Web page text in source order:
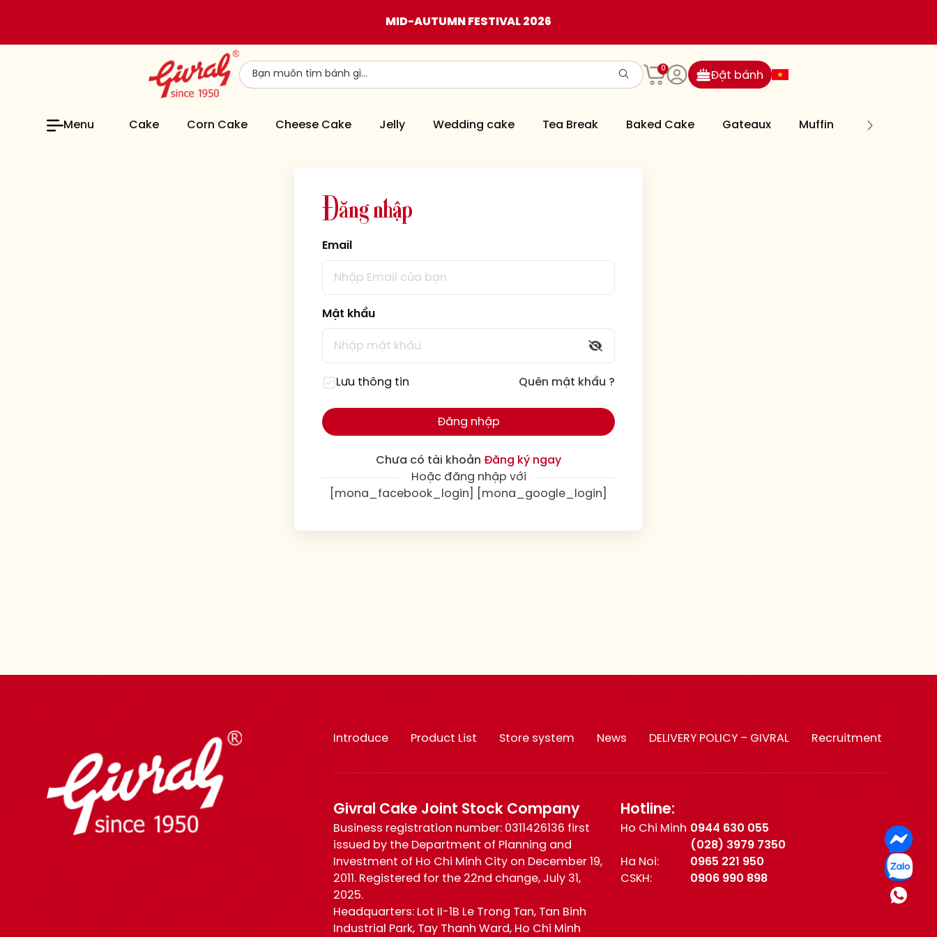
MID-AUTUMN FESTIVAL 2026
0
Đặt bánh
Menu Cake Corn Cake Cheese Cake Jelly Wedding cake Tea Break Baked Cake Gateaux Muffin Cookies
Đăngnhập
Email
Mật khẩu
Lưu thông tin Quên mật khẩu ?
Đăng nhập
Chưa có tài khoản Đăng ký ngay
Hoặc đăng nhập với
[mona_facebook_login] [mona_google_login]
Introduce Product List Store system News DELIVERY POLICY – GIVRAL Recruitment
Givral Cake Joint Stock Company
Business registration number: 0311426136 first
issued by the Department of Planning and
Investment of Ho Chi Minh City on December 19,
2011. Registered for the 22nd change, July 31,
2025.
Headquarters: Lot II-1B Le Trong Tan, Tan Binh
Industrial Park, Tay Thanh Ward, Ho Chi Minh
Hotline:
Ho Chi Minh 0944 630 055
(028) 3979 7350
Ha Noi:
0965 221 950
CSKH:
0906 990 898